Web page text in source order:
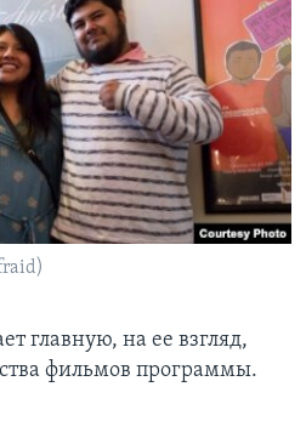
главную, на ее взгляд,
фильмов программы.